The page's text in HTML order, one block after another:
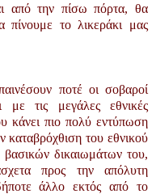
από την πίσω πόρτα, θα
πίνουμε το λικεράκι μας
ποτέ οι σοβαροί
με τις μεγάλες εθνικές
κάνει πιο πολύ εντύπωση
καταβρόχθιση του εθνικού
δικαιωμάτων του,
προς την απόλυτη
άλλο εκτός από το